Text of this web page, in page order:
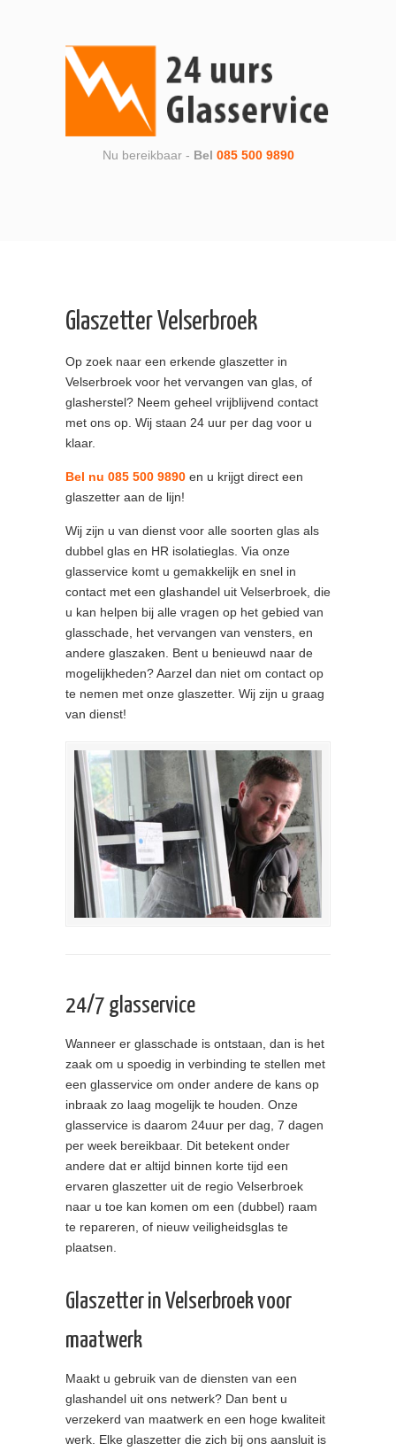
Nu bereikbaar - Bel 085 500 9890
Glaszetter Velserbroek
Op zoek naar een erkende glaszetter in
Velserbroek voor het vervangen van glas, of
glasherstel? Neem geheel vrijblijvend contact
met ons op. Wij staan 24 uur per dag voor u
klaar.
Bel nu 085 500 9890 en u krijgt direct een
glaszetter aan de lijn!
Wij zijn u van dienst voor alle soorten glas als
dubbel glas en HR isolatieglas. Via onze
glasservice komt u gemakkelijk en snel in
contact met een glashandel uit Velserbroek, die
u kan helpen bij alle vragen op het gebied van
glasschade, het vervangen van vensters, en
andere glaszaken. Bent u benieuwd naar de
mogelijkheden? Aarzel dan niet om contact op
te nemen met onze glaszetter. Wij zijn u graag
van dienst!
24/7 glasservice
Wanneer er glasschade is ontstaan, dan is het
zaak om u spoedig in verbinding te stellen met
een glasservice om onder andere de kans op
inbraak zo laag mogelijk te houden. Onze
glasservice is daarom 24uur per dag, 7 dagen
per week bereikbaar. Dit betekent onder
andere dat er altijd binnen korte tijd een
ervaren glaszetter uit de regio Velserbroek
naar u toe kan komen om een (dubbel) raam
te repareren, of nieuw veiligheidsglas te
plaatsen.
Glaszetter in Velserbroek voor
maatwerk
Maakt u gebruik van de diensten van een
glashandel uit ons netwerk? Dan bent u
verzekerd van maatwerk en een hoge kwaliteit
werk. Elke glaszetter die zich bij ons aansluit is